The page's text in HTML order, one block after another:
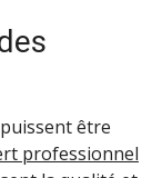
être
professionnel